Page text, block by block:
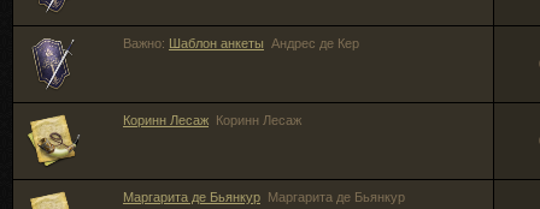
Важно: Шаблон анкеты Андрес де Кер
Коринн Лесаж Коринн Лесаж
Маргарита де Бьянкур Маргарита де Бьянкур